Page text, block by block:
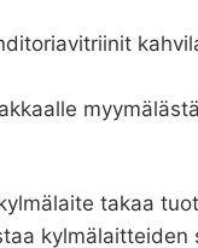
takaa
kylmälaitteiden